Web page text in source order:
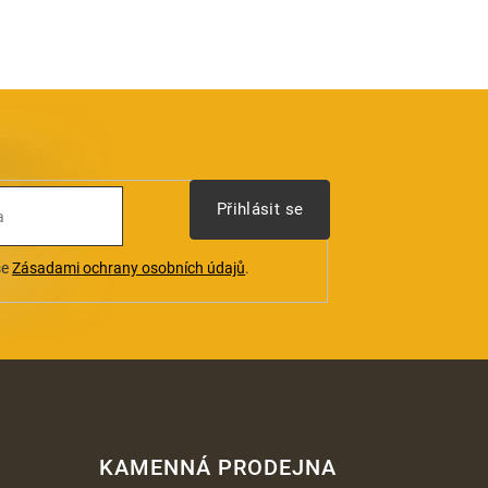
Zásadami ochrany osobních údajů.
Přihlásit se
KAMENNÁ PRODEJNA